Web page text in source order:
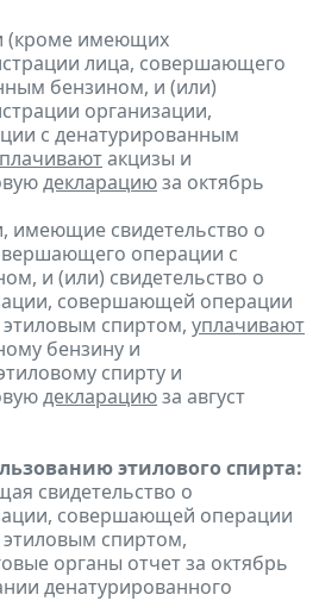
(кроме имеющих
лица, совершающего
бензином, и (или)
организации,
с денатурированным
акцизы и
декларациюза октябрь
имеющие свидетельство о
операции с
и (или) свидетельство о
совершающей операции
спиртом, уплачивают
бензину и
спирту и
декларациюза август
этилового спирта:
свидетельство о
совершающей операции
спиртом,
органы отчет за октябрь
денатурированного